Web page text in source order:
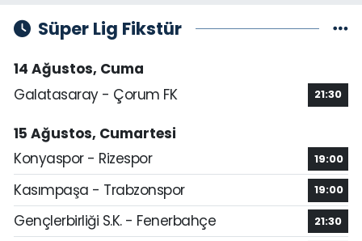
Süper Lig Fikstür
14 Ağustos, Cuma
Galatasaray - Çorum FK
21:30
15 Ağustos, Cumartesi
Konyaspor - Rizespor
19:00
Kasımpaşa - Trabzonspor 19:00
Gençlerbirliği S.K. - Fenerbahçe 21:30